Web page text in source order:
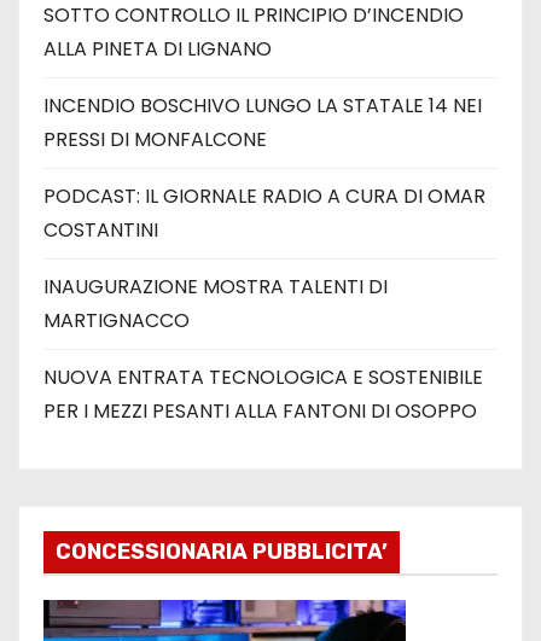
SOTTO CONTROLLO IL PRINCIPIO D’INCENDIO
ALLA PINETA DI LIGNANO
INCENDIO BOSCHIVO LUNGO LA STATALE 14 NEI
PRESSI DI MONFALCONE
PODCAST: IL GIORNALE RADIO A CURA DI OMAR
COSTANTINI
INAUGURAZIONE MOSTRA TALENTI DI
MARTIGNACCO
NUOVA ENTRATA TECNOLOGICA E SOSTENIBILE
PER I MEZZI PESANTI ALLA FANTONI DI OSOPPO
CONCESSIONARIA PUBBLICITA’